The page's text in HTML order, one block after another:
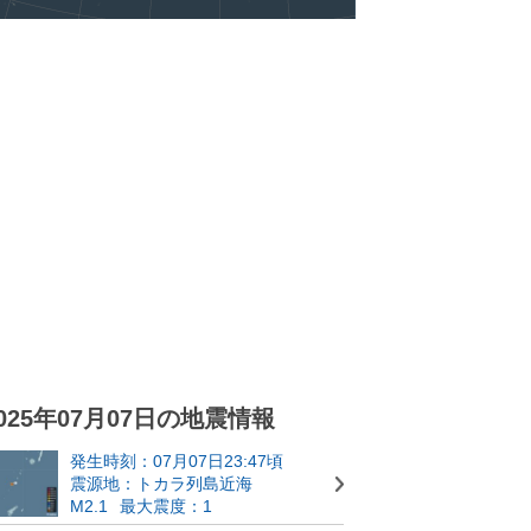
年07月07日の地震情報
発生時刻：07月07日23:47頃
震源地：トカラ列島近海
M2.1
最大震度：1